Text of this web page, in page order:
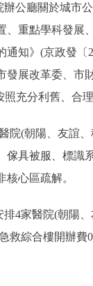
廳關於城市公
、重點學科發展
通知》(京政發
發展改革委、市
照充分利舊、
(朝陽、友誼、
傢具被服、標識
心區疏解。
家醫院(朝陽、
救綜合樓開辦